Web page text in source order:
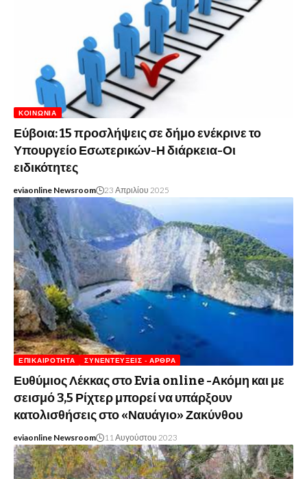
ΚΟΙΝΩΝΊΑ
Εύβοια: 15 προσλήψεις σε δήμο ενέκρινε το
Υπουργείο Εσωτερικών-Η διάρκεια-Οι
ειδικότητες
eviaonline Newsroom 23 Απριλίου 2025
ΕΠΙΚΑΙΡΌΤΗΤΑ ΣΥΝΕΝΤΕΎΞΕΙΣ - ΆΡΘΡΑ
Ευθύμιος Λέκκας στο Evia online -Ακόμη και με
σεισμό 3,5 Ρίχτερ μπορεί να υπάρξουν
κατολισθήσεις στο «Ναυάγιο» Ζακύνθου
eviaonline Newsroom 11 Αυγούστου 2023